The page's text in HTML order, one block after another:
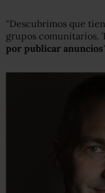
"Descubrimos que
grupos comunitarios.
por publicar anuncios